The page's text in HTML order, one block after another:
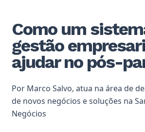
Como um
gestão
ajudar no pós-
Por Marco Salvo, atua na área de
de novos negócios e soluções na
Negócios